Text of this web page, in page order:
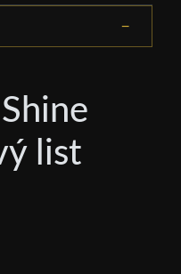
list